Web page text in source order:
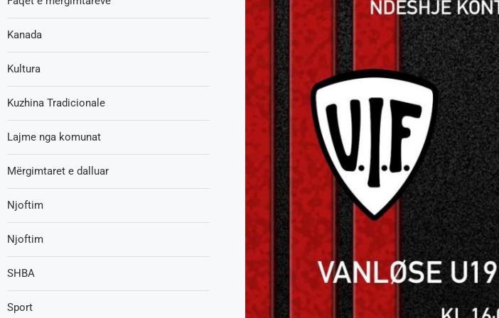
Kanada
Kultura
Kuzhina Tradicionale
Lajme nga komunat
Mërgimtaret e dalluar
Njoftim
Njoftim
SHBA
Sport